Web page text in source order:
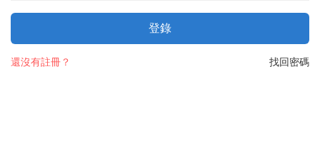
登錄
找回密碼
還沒有註冊？